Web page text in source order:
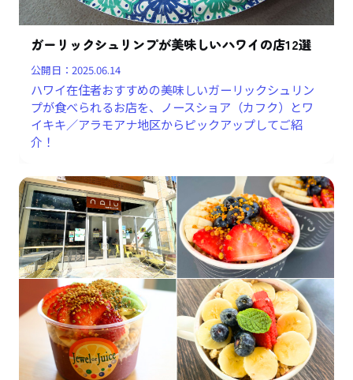
ガーリックシュリンプが美味しいハワイの店12選
公開日：2025.06.14
ハワイ在住者おすすめの美味しいガーリックシュリン
プが食べられるお店を、ノースショア（カフク）とワ
イキキ／アラモアナ地区からピックアップしてご紹
介！